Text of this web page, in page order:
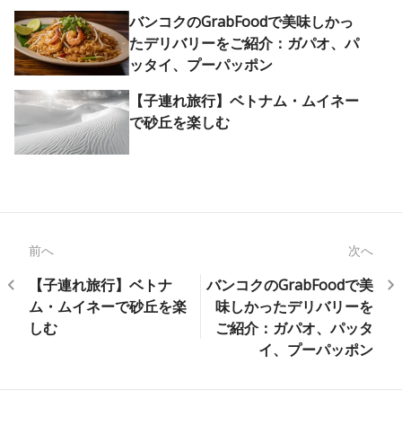
バンコクのGrabFoodで美味しかっ
たデリバリーをご紹介：ガパオ、パ
ッタイ、プーパッポン
【子連れ旅行】ベトナム・ムイネー
で砂丘を楽しむ
前へ
【子連れ旅行】ベトナ
ム・ムイネーで砂丘を楽
しむ
次へ
バンコクのGrabFoodで美
味しかったデリバリーを
ご紹介：ガパオ、パッタ
イ、プーパッポン